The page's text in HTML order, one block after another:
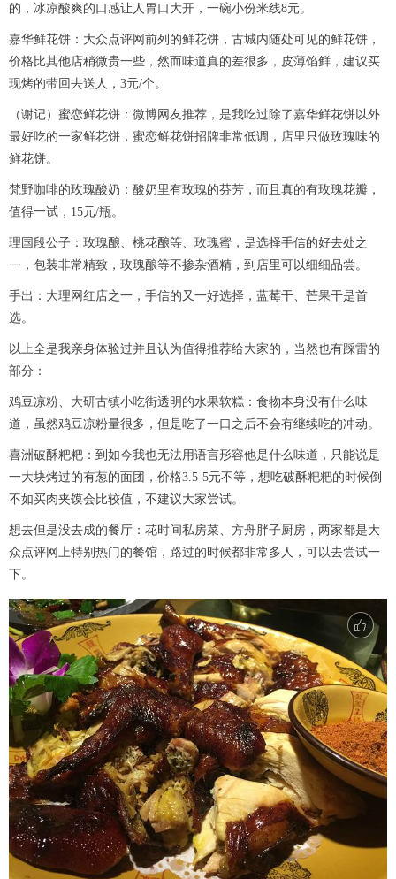
的，冰凉酸爽的口感让人胃口大开，一碗小份米线8元。
嘉华鲜花饼：大众点评网前列的鲜花饼，古城内随处可见的鲜花饼，
价格比其他店稍微贵一些，然而味道真的差很多，皮薄馅鲜，建议买
现烤的带回去送人，3元/个。
（谢记）蜜恋鲜花饼：微博网友推荐，是我吃过除了嘉华鲜花饼以外
最好吃的一家鲜花饼，蜜恋鲜花饼招牌非常低调，店里只做玫瑰味的
鲜花饼。
梵野咖啡的玫瑰酸奶：酸奶里有玫瑰的芬芳，而且真的有玫瑰花瓣，
值得一试，15元/瓶。
理国段公子：玫瑰酿、桃花酿等、玫瑰蜜，是选择手信的好去处之
一，包装非常精致，玫瑰酿等不掺杂酒精，到店里可以细细品尝。
手出：大理网红店之一，手信的又一好选择，蓝莓干、芒果干是首
选。
以上全是我亲身体验过并且认为值得推荐给大家的，当然也有踩雷的
部分：
鸡豆凉粉、大研古镇小吃街透明的水果软糕：食物本身没有什么味
道，虽然鸡豆凉粉量很多，但是吃了一口之后不会有继续吃的冲动。
喜洲破酥粑粑：到如今我也无法用语言形容他是什么味道，只能说是
一大块烤过的有葱的面团，价格3.5-5元不等，想吃破酥粑粑的时候倒
不如买肉夹馍会比较值，不建议大家尝试。
想去但是没去成的餐厅：花时间私房菜、方舟胖子厨房，两家都是大
众点评网上特别热门的餐馆，路过的时候都非常多人，可以去尝试一
下。